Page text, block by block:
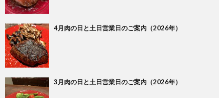
4月肉の日と土日営業日のご案内（2026年）
3月肉の日と土日営業日のご案内（2026年）